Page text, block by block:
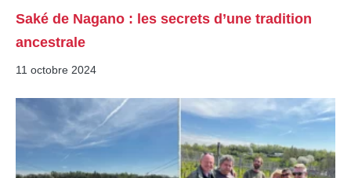
Saké de Nagano : les secrets d’une tradition
ancestrale
11 octobre 2024